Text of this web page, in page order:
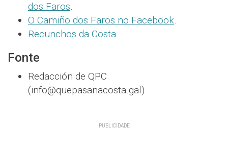
dos Faros.
O Camiño dos Faros no Facebook.
Recunchos da Costa.
Fonte
Redacción de QPC
(info@quepasanacosta.gal).